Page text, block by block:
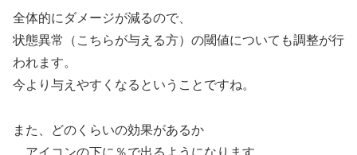
全体的にダメージが減るので、
状態異常（こちらが与える方）の閾値についても調整が行
われます。
今より与えやすくなるということですね。
また、どのくらいの効果があるか
、アイコンの下に％で出るようになります。